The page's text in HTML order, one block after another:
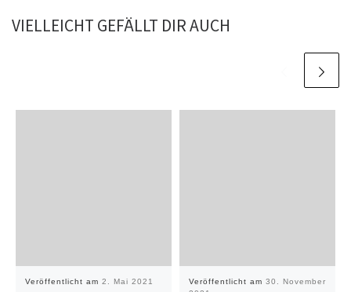
VIELLEICHT GEFÄLLT DIR AUCH
Veröffentlicht am 2. Mai 2021 Veröffentlicht am 30. November